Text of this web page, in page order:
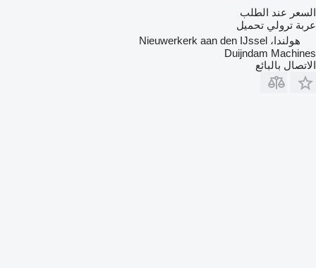
السعر عند الطلب
عربة ترولي تحميل
هولندا، Nieuwerkerk aan den IJssel
Duijndam Machines
الاتصال بالبائع